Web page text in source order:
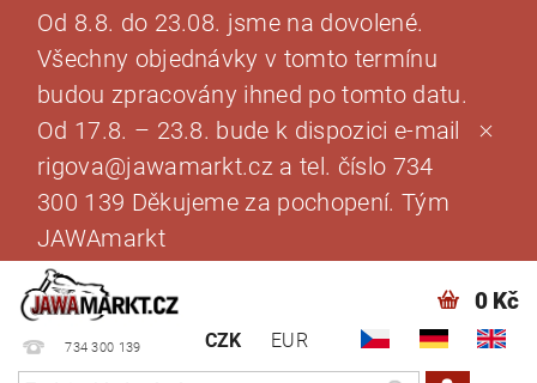
Od 8.8. do 23.08. jsme na dovolené.
Všechny objednávky v tomto termínu
budou zpracovány ihned po tomto datu.
Od 17.8. – 23.8. bude k dispozici e-mail
rigova@jawamarkt.cz a tel. číslo 734
300 139 Děkujeme za pochopení. Tým
JAWAmarkt
734 300 139 CZK EUR
0 Kč